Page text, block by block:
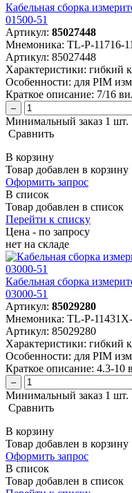
Кабельная сборка
01500-51
Артикул: 85027448
Мнемоника: TL-P-11716-
Артикул: 85027448
Характеристики: гибкий
Особенности: для PIM
Краткое описание: 7/16
–
Минимальный заказ 1 шт.
Сравнить
В корзину
Товар добавлен в корзину
Оформить запрос
В список
Товар добавлен в список
Перейти к списку
Цена - по запросу
нет на складе
Кабельная сборка
03000-51
Артикул: 85029280
Мнемоника: TL-P-
Артикул: 85029280
Характеристики: гибкий
Особенности: для PIM
Краткое описание: 4.3-10
–
Минимальный заказ 1 шт.
Сравнить
В корзину
Товар добавлен в корзину
Оформить запрос
В список
Товар добавлен в список